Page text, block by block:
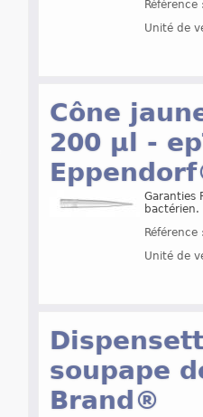
Unité de
Cône
200 µl -
Garanties
bactérien.
Unité de
soupape
Brand®